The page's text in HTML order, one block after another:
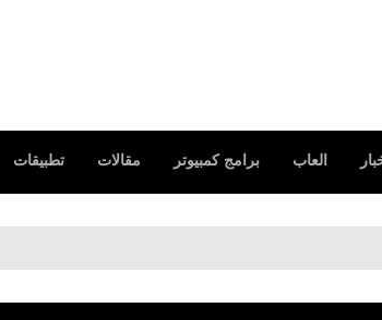
العاب برامج كمبيوتر مقالات تطبيقات